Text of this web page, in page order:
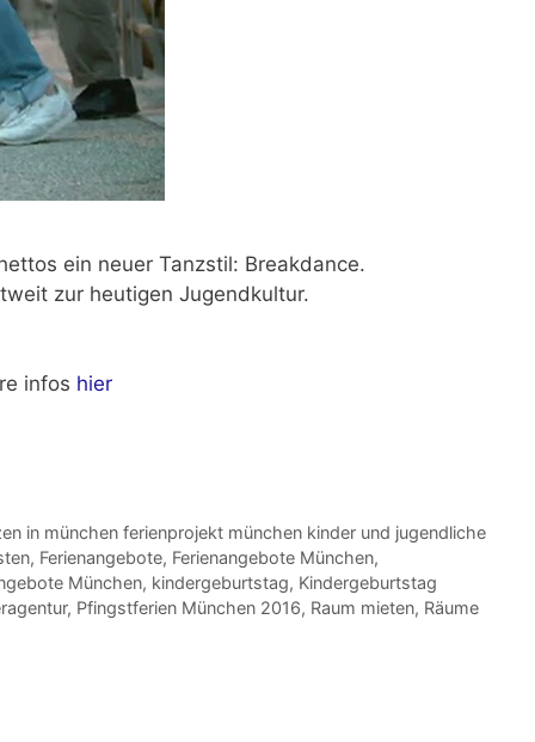
ein neuer Tanzstil: Breakdance.
zur heutigen Jugendkultur.
infos hier
in münchen ferienprojekt münchen kinder und jugendliche
, Ferienangebote, Ferienangebote München,
München, kindergeburtstag, Kindergeburtstag
, Pfingstferien München 2016, Raum mieten, Räume